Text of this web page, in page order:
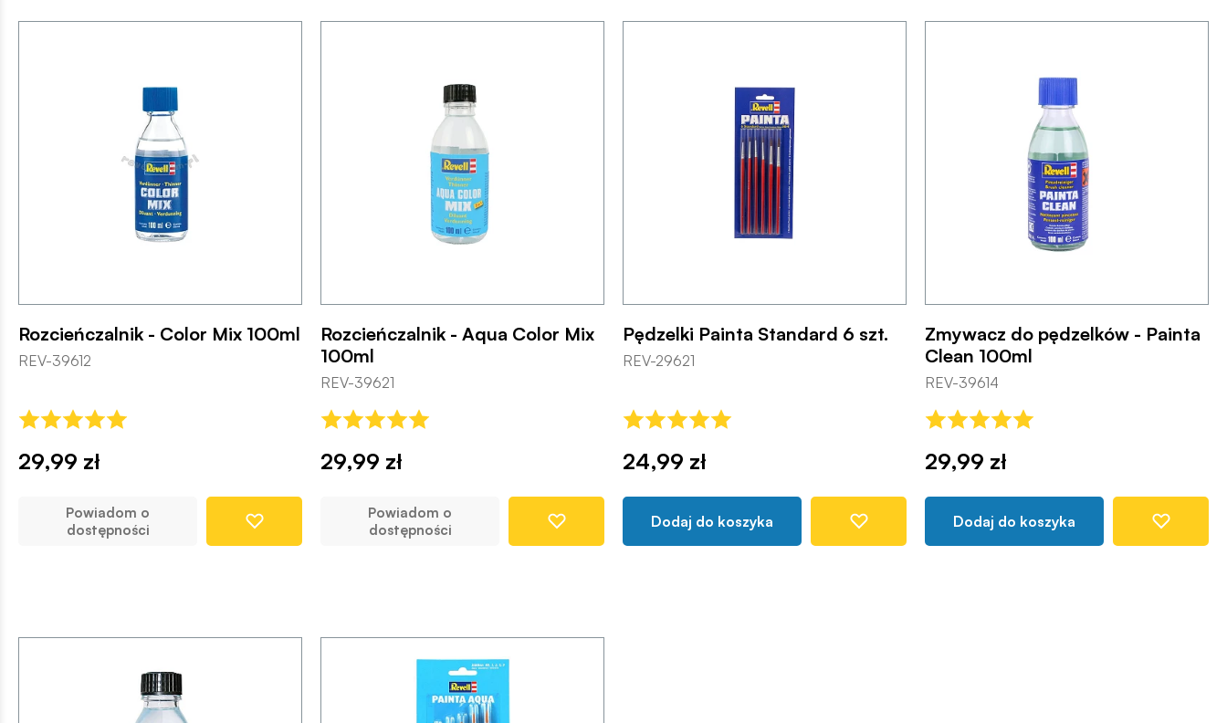
Rozcieńczalnik - Color Mix 100ml
REV-39612
29,99 zł
Powiadom o
dostępności
Rozcieńczalnik - Aqua Color Mix
100ml
REV-39621
29,99 zł
Powiadom o
dostępności
Pędzelki Painta Standard 6 szt.
REV-29621
24,99 zł
Dodaj do koszyka
Zmywacz do pędzelków - Painta
Clean 100ml
REV-39614
29,99 zł
Dodaj do koszyka